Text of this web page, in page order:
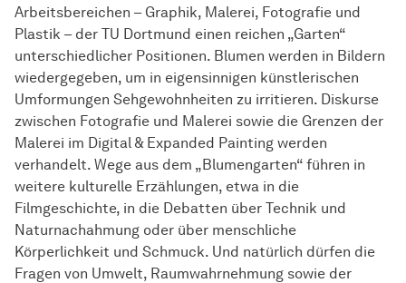
Arbeitsbereichen – Graphik, Malerei, Fotografie und
Plastik – der TU Dortmund einen reichen „Garten“
unterschiedlicher Positionen. Blumen werden in Bildern
wiedergegeben, um in eigensinnigen künstlerischen
Umformungen Sehgewohnheiten zu irritieren. Diskurse
zwischen Fotografie und Malerei sowie die Grenzen der
Malerei im Digital & Expanded Painting werden
verhandelt. Wege aus dem „Blumengarten“ führen in
weitere kulturelle Erzählungen, etwa in die
Filmgeschichte, in die Debatten über Technik und
Naturnachahmung oder über menschliche
Körperlichkeit und Schmuck. Und natürlich dürfen die
Fragen von Umwelt, Raumwahrnehmung sowie der